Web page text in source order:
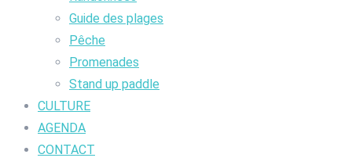
Guide des plages
Pêche
Promenades
Stand up paddle
CULTURE
AGENDA
CONTACT